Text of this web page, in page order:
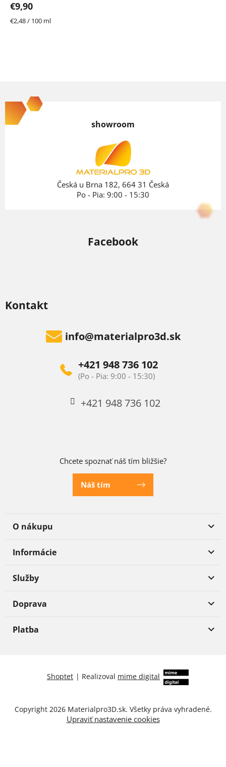
5
hviezdičiek.
€9,90
Jednotková
€2,48 / 100 ml
á
p
Kontakt
info@materialpro3d.sk
+421 948 736 102
+421 948 736 102
Chcete spoznať náš tím bližšie?
Náš tím
O nákupu
Informácie
Služby
showroom
Česká u Brna 182, 664 31 Česká
Po - Pia: 9:00 - 15:30
Facebook
Doprava
Platba
Shoptet | Realizoval mime digital
Copyright 2026 Materialpro3D.sk. Všetky práva vyhradené.
Upraviť nastavenie cookies